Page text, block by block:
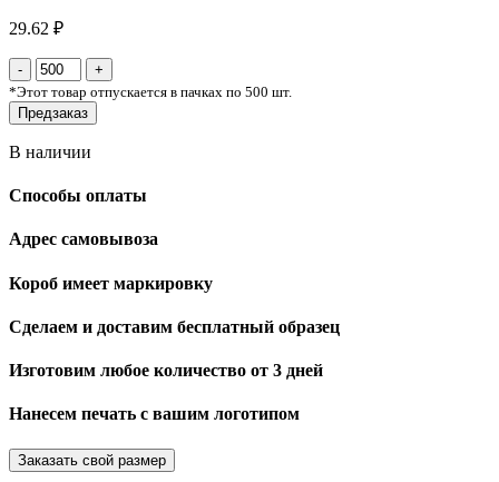
29.62 ₽
*Этот товар отпускается в пачках по 500 шт.
Предзаказ
В наличии
Способы оплаты
Адрес самовывоза
Короб имеет маркировку
Сделаем и доставим бесплатный образец
Изготовим любое количество от 3 дней
Нанесем печать с вашим логотипом
Заказать свой размер